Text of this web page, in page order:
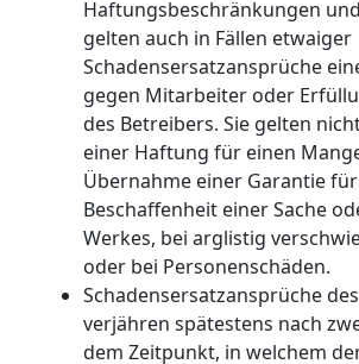
Haftungsbeschränkungen
gelten auch in Fällen etwaiger
Schadensersatzansprüche
gegen Mitarbeiter oder
des Betreibers. Sie gelten
einer Haftung für einen
Übernahme einer Garantie
Beschaffenheit einer Sache
Werkes, bei arglistig
oder bei Personenschäden.
Schadensersatzansprüche
verjähren spätestens nach
dem Zeitpunkt, in welchem